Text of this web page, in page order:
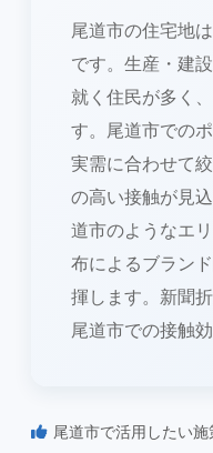
尾道市の住宅地
です。生産・建
就く住民が多く
す。尾道市での
実需に合わせて
の高い接触が見
道市のようなエ
布によるブラン
揮します。新聞
尾道市での接触
尾道市で活用したい施